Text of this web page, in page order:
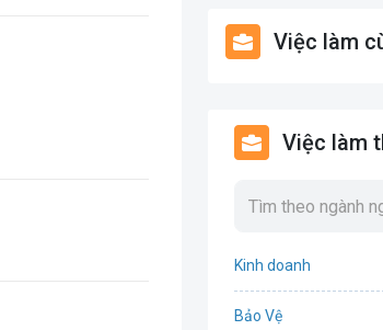
Việc làm
Việc làm
Kinh doanh
Bảo Vệ